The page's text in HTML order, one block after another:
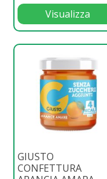
Visualizza
GIUSTO
CONFETTURA